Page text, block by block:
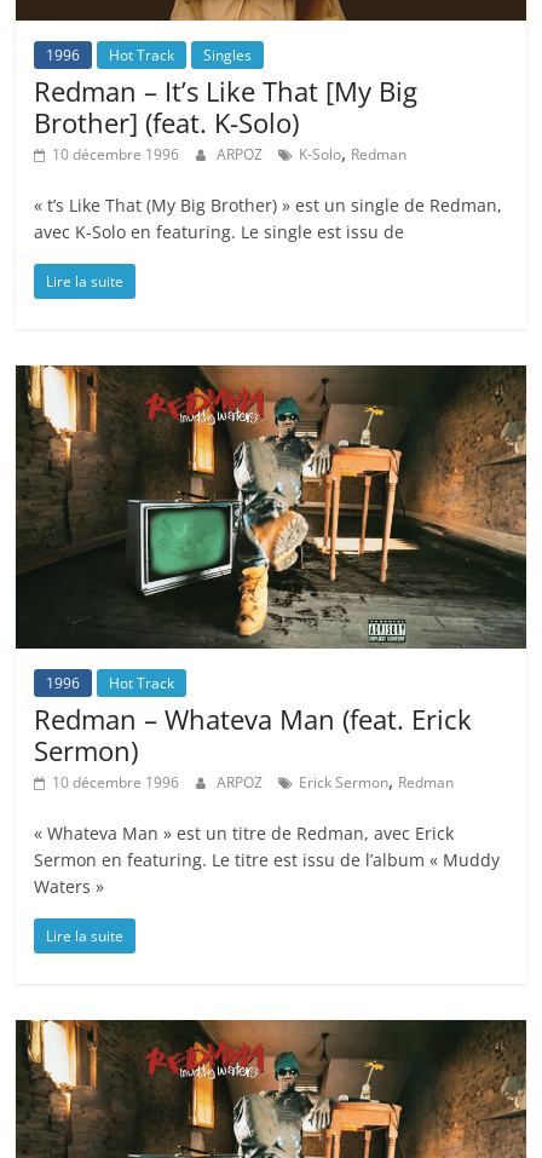
1996 Hot Track Singles
Redman – It’s Like That [My Big
Brother] (feat. K-Solo)
10 décembre 1996 ARPOZ K-Solo, Redman
« t’s Like That (My Big Brother) » est un single de Redman,
avec K-Solo en featuring. Le single est issu de
Lire la suite
1996 Hot Track
Redman – Whateva Man (feat. Erick
Sermon)
10 décembre 1996 ARPOZ Erick Sermon, Redman
« Whateva Man » est un titre de Redman, avec Erick
Sermon en featuring. Le titre est issu de l’album « Muddy
Waters »
Lire la suite